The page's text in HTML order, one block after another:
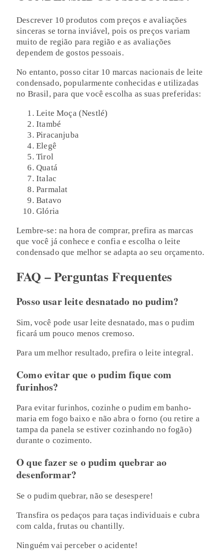
Descrever 10 produtos com preços e avaliações
sinceras se torna inviável, pois os preços variam
muito de região para região e as avaliações
dependem de gostos pessoais.
No entanto, posso citar 10 marcas nacionais de leite
condensado, popularmente conhecidas e utilizadas
no Brasil, para que você escolha as suas preferidas:
Leite Moça (Nestlé)
Itambé
Piracanjuba
Elegê
Tirol
Quatá
Italac
Parmalat
Batavo
Glória
Lembre-se: na hora de comprar, prefira as marcas
que você já conhece e confia e escolha o leite
condensado que melhor se adapta ao seu orçamento.
FAQ – Perguntas Frequentes
Posso usar leite desnatado no pudim?
Sim, você pode usar leite desnatado, mas o pudim
ficará um pouco menos cremoso.
Para um melhor resultado, prefira o leite integral.
Como evitar que o pudim fique com
furinhos?
Para evitar furinhos, cozinhe o pudim em banho-
maria em fogo baixo e não abra o forno (ou retire a
tampa da panela se estiver cozinhando no fogão)
durante o cozimento.
O que fazer se o pudim quebrar ao
desenformar?
Se o pudim quebrar, não se desespere!
Transfira os pedaços para taças individuais e cubra
com calda, frutas ou chantilly.
Ninguém vai perceber o acidente!